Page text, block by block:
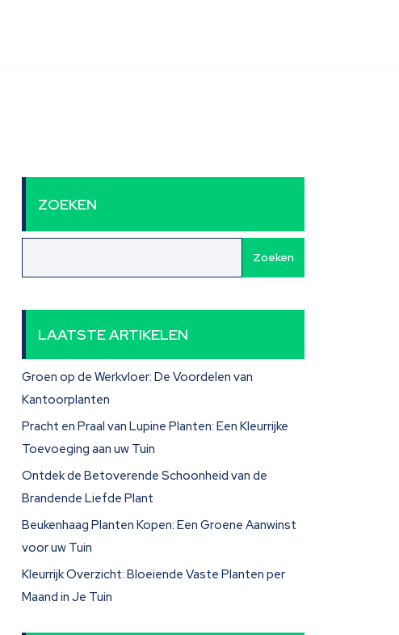
ZOEKEN
Zoeken
LAATSTE ARTIKELEN
Groen op de Werkvloer: De Voordelen van
Kantoorplanten
Pracht en Praal van Lupine Planten: Een Kleurrijke
Toevoeging aan uw Tuin
Ontdek de Betoverende Schoonheid van de
Brandende Liefde Plant
Beukenhaag Planten Kopen: Een Groene Aanwinst
voor uw Tuin
Kleurrijk Overzicht: Bloeiende Vaste Planten per
Maand in Je Tuin